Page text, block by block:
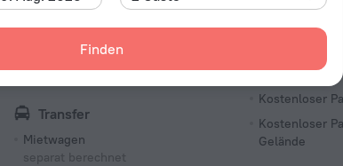
Finden
Internet
Kostenloses WLAN
Transfer
Mietwagen
separat berechnet
Parkplatz
Kostenloser
Kostenloser
Gelände